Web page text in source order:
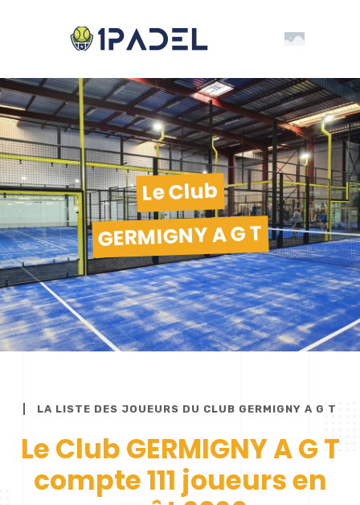
Le Club
GERMIGNY A G T
LA LISTE DES JOUEURS DU CLUB GERMIGNY A G T
Le Club GERMIGNY A G T
compte 111 joueurs en